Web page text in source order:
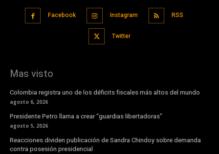
Facebook Instagram RSS
Twitter
Mas visto
Colombia registra uno de los déficits fiscales más altos del mundo
agosto 6, 2026
Presidente Petro llama a crear “guardias libertadoras”
agosto 5, 2026
Reacciones dividen publicación de Sandra Chindoy sobre demanda
contra posesión presidencial